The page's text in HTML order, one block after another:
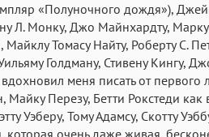
Аа
Garamond
Аа
Fira Sans
Аа
San Francisco Аа
«Полуночного дождя»),
Л. Монку, Джо Майнхардту, Марку
Томасу Найту, Роберту С.
Голдману, Стивену Кингу,
меня писать от первого
Перезу, Бетти Рокстеди как
Уэберу, Тому Адамсу, Скотту
очень даже живая,